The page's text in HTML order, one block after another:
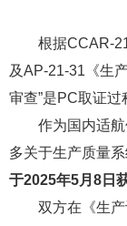
根据CCAR-
及AP-21-31《生
审查”是PC取证过
作为国内适
多关于生产质量
于2025年5月8日
双方在《生